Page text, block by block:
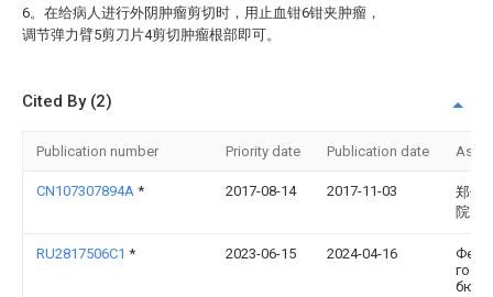
6。在给病人进行外阴肿瘤剪切时，用止血钳6钳夹肿瘤，
调节弹力臂5剪刀片4剪切肿瘤根部即可。
Cited By (2)
Publication number Priority date Publication date
CN107307894A * 2017-08-14 2017-11-03
郑州
院
RU2817506C1 * 2023-06-15 2024-04-16